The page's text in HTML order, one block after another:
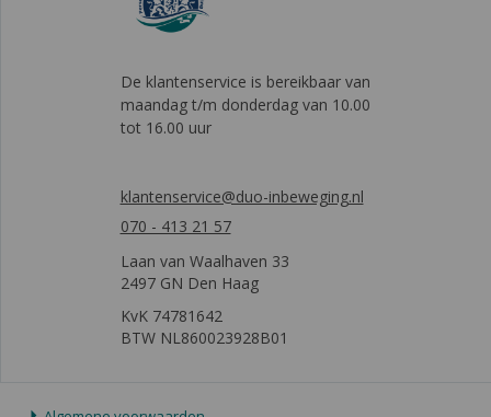
De klantenservice is bereikbaar van
maandag t/m donderdag van 10.00
tot 16.00 uur
klantenservice@duo-inbeweging.nl
070 - 413 21 57
Laan van Waalhaven 33
2497 GN Den Haag
KvK 74781642
BTW NL860023928B01